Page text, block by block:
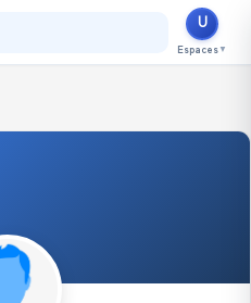
Se connecter
U
Espaces ▼